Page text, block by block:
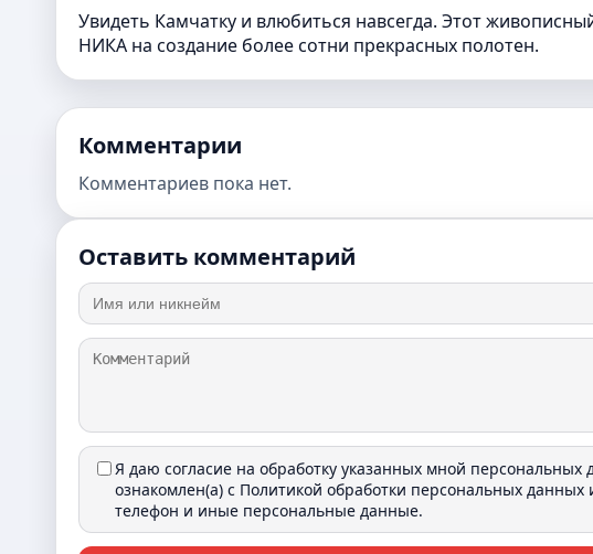
Увидеть Камчатку и влюбиться навсегда. Этот
НИКА на создание более сотни прекрасных полотен.
Комментарии
Комментариев пока нет.
Оставить комментарий
Я даю согласие на обработку указанных мной
ознакомлен(а) с Политикой обработки персональных данных
телефон и иные персональные данные.